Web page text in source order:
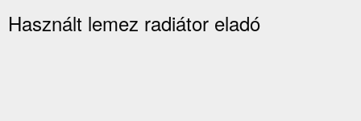
Használt lemez radiátor eladó